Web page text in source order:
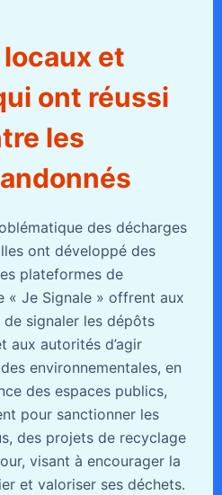
et
ont réussi
les
des décharges
ont développé des
plateformes de
« Je Signale » offrent aux
signaler les dépôts
aux autorités d’agir
environnementales, en
des espaces publics,
pour sanctionner les
des projets de recyclage
visant à encourager la
et valoriser ses déchets.